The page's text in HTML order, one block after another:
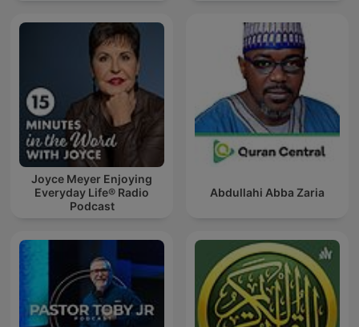
Joyce Meyer Enjoying
Everyday Life® Radio
Podcast
Abdullahi Abba Zaria